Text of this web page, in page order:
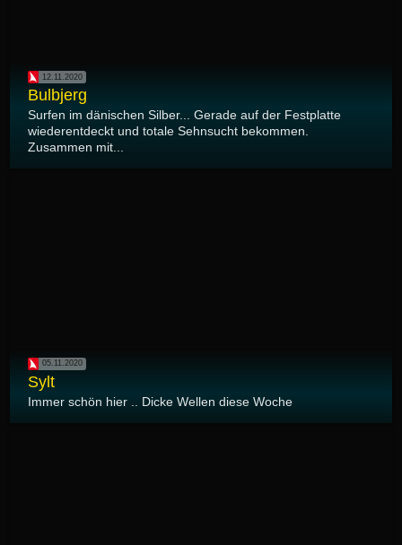
12.11.2020
Bulbjerg
Surfen im dänischen Silber... Gerade auf der Festplatte
wiederentdeckt und totale Sehnsucht bekommen.
Zusammen mit...
05.11.2020
Sylt
Immer schön hier .. Dicke Wellen diese Woche